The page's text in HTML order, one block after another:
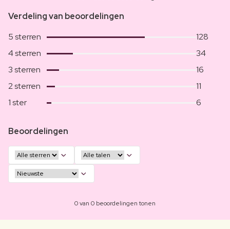
Verdeling van beoordelingen
5 sterren
128
4 sterren
34
3 sterren
16
2 sterren
11
1 ster
6
Beoordelingen
0 van 0 beoordelingen tonen